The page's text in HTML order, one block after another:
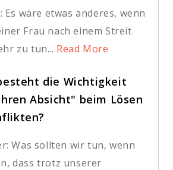
Es wäre etwas anderes, wenn
Frau nach einem Streit
zu tun... Read More
die Wichtigkeit
Absicht" beim Lösen
Was sollten wir tun, wenn
dass trotz unserer